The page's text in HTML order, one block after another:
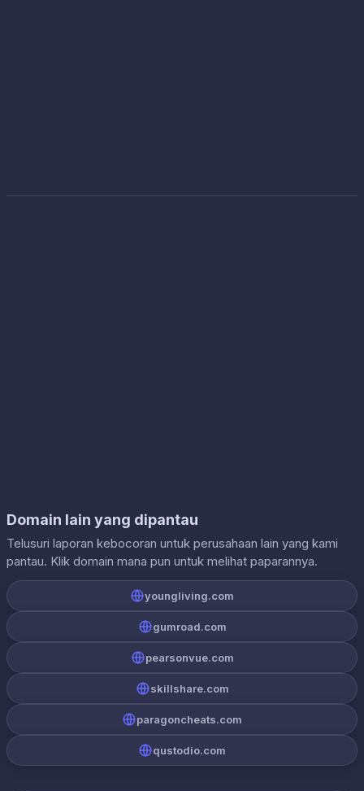
Domain lain yang dipantau
Telusuri laporan kebocoran untuk perusahaan lain yang kami
pantau. Klik domain mana pun untuk melihat paparannya.
youngliving.com
gumroad.com
pearsonvue.com
skillshare.com
paragoncheats.com
qustodio.com